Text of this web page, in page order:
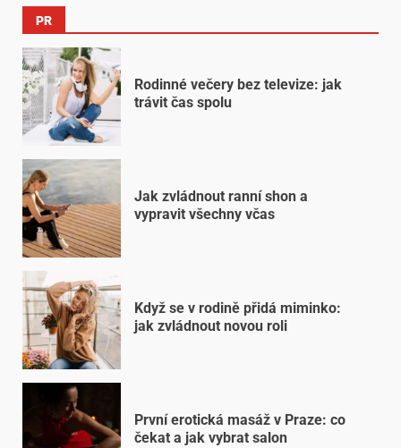
PR
Rodinné večery bez televize: jak
trávit čas spolu
Jak zvládnout ranní shon a
vypravit všechny včas
Když se v rodině přidá miminko:
jak zvládnout novou roli
První erotická masáž v Praze: co
čekat a jak vybrat salon